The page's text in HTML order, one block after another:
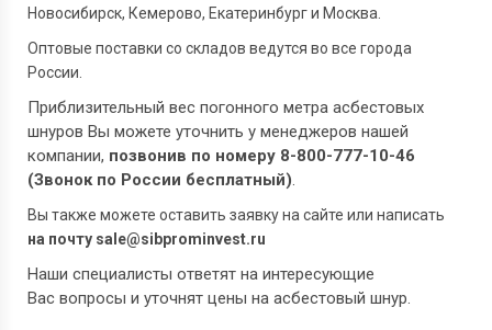
Новосибирск, Кемерово, Екатеринбург и Москва.
Оптовые поставки со складов ведутся во все города
России.
Приблизительный вес погонного метра асбестовых
шнуров Вы можете уточнить у менеджеров нашей
компании, позвонив по номеру 8-800-777-10-46
(Звонок по России бесплатный).
Вы также можете оставить заявку на сайте или написать
на почту sale@sibprominvest.ru
Наши специалисты ответят на интересующие
Вас вопросы и уточнят цены на асбестовый шнур.